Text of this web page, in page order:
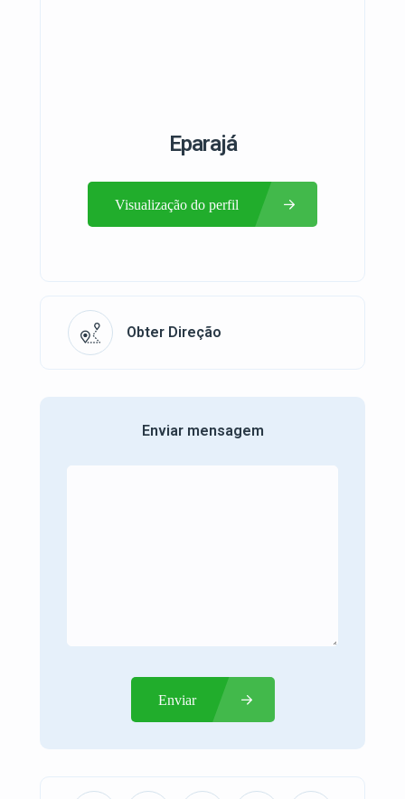
Eparajá
Visualização do perfil
Obter Direção
Enviar mensagem
Enviar